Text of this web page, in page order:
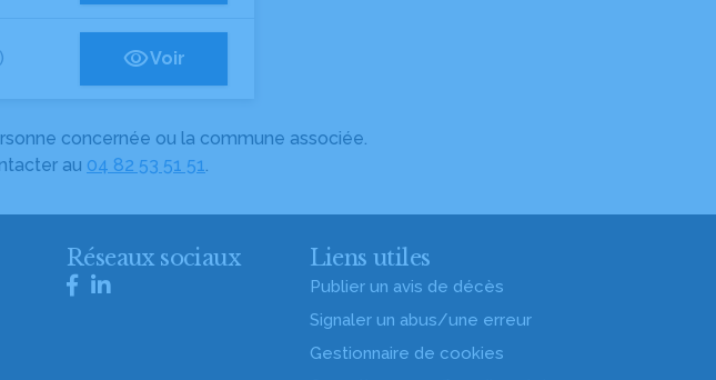
Voir
concernée ou la commune associée.
au 04 82 53 51 51.
Réseaux sociaux Liens utiles
Publier un avis de décès
Signaler un abus/une erreur
Gestionnaire de cookies